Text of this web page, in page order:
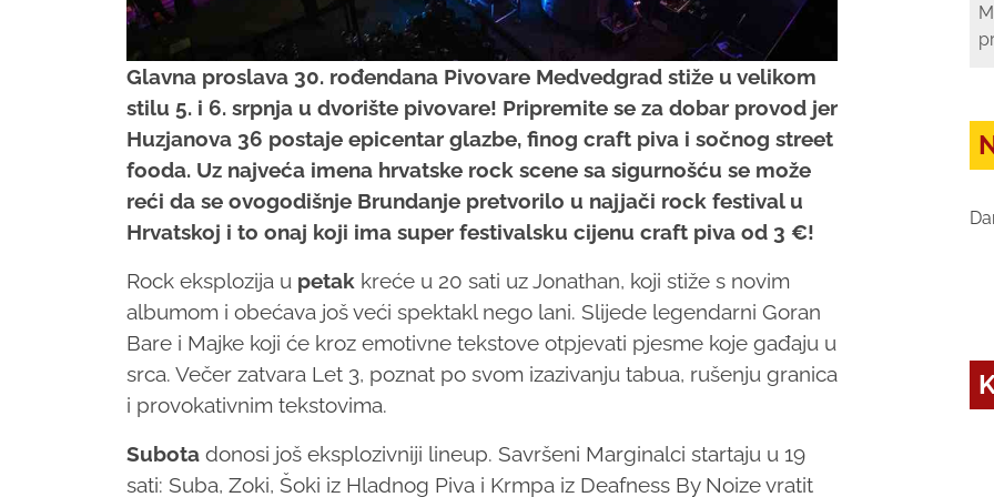
Glavna proslava 30. rođendana Pivovare Medvedgrad stiže u velikom
stilu 5. i 6. srpnja u dvorište pivovare! Pripremite se za dobar provod jer
Huzjanova 36 postaje epicentar glazbe, finog craft piva i sočnog street
fooda. Uz najveća imena hrvatske rock scene sa sigurnošću se može
reći da se ovogodišnje Brundanje pretvorilo u najjači rock festival u
Hrvatskoj i to onaj koji ima super festivalsku cijenu craft piva od 3 €!
Rock eksplozija u petak kreće u 20 sati uz Jonathan, koji stiže s novim
albumom i obećava još veći spektakl nego lani. Slijede legendarni Goran
Bare i Majke koji će kroz emotivne tekstove otpjevati pjesme koje gađaju u
srca. Večer zatvara Let 3, poznat po svom izazivanju tabua, rušenju granica
i provokativnim tekstovima.
Subota donosi još eksplozivniji lineup. Savršeni Marginalci startaju u 19
sati: Suba, Zoki, Šoki iz Hladnog Piva i Krmpa iz Deafness By Noize vratit